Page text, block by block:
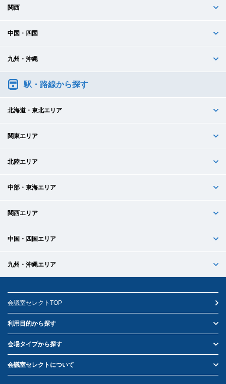
関西
中国・四国
九州・沖縄
駅・路線から探す
北海道・東北エリア
関東エリア
北陸エリア
中部・東海エリア
関西エリア
中国・四国エリア
九州・沖縄エリア
会議室セレクトTOP
利用目的から探す
会場タイプから探す
会議室セレクトについて